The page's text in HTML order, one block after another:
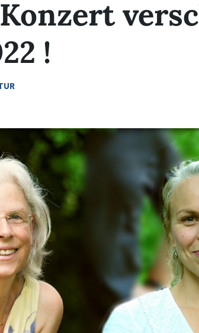
!